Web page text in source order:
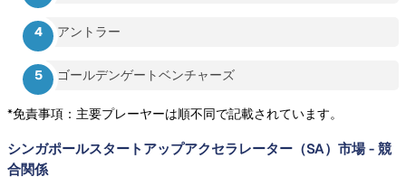
アントラー
ゴールデンゲートベンチャーズ
*免責事項：主要プレーヤーは順不同で記載されています。
シンガポールスタートアップアクセラレーター（SA）市場- 競
合関係